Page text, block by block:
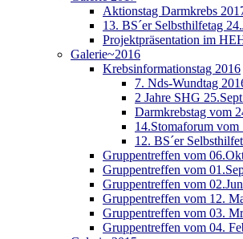
Aktionstag Darmkrebs
13. BS´er Selbsthilfetag
Projektpräsentation im
Galerie~2016
Krebsinformationstag 2016
7. Nds-Wundtag
2 Jahre SHG
Darmkrebstag vom
14.Stomaforum vom
12. BS´er
Gruppentreffen vom
Gruppentreffen vom
Gruppentreffen vom
Gruppentreffen vom 12.
Gruppentreffen vom 03.
Gruppentreffen vom 04.